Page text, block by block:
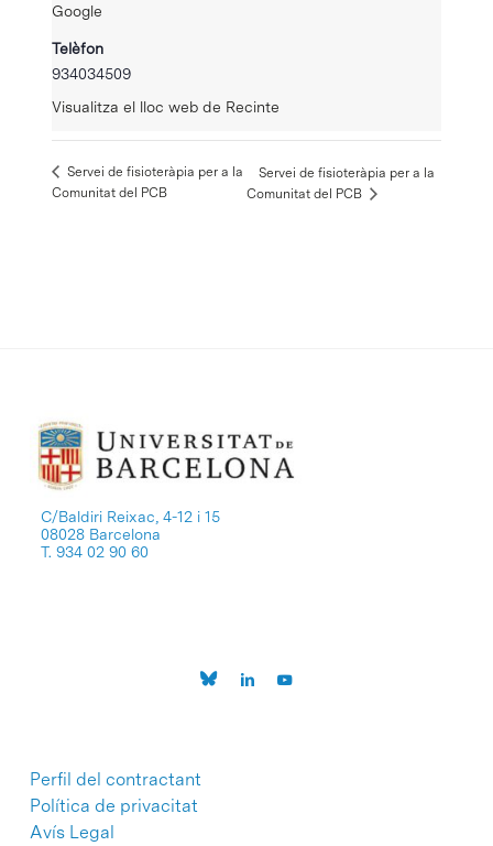
Google
Telèfon
934034509
Visualitza el lloc web de Recinte
Servei de fisioteràpia per a la
Comunitat del PCB
Servei de fisioteràpia per a la
Comunitat del PCB
C/Baldiri Reixac, 4-12 i 15
08028 Barcelona
T. 934 02 90 60
Perfil del contractant
Política de privacitat
Avís Legal